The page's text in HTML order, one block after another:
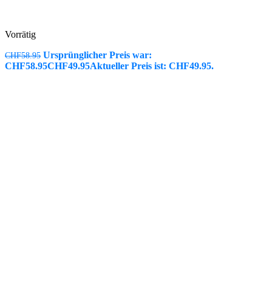
Vorrätig
CHF58.95 Ursprünglicher Preis war:
CHF58.95CHF49.95Aktueller Preis ist: CHF49.95.